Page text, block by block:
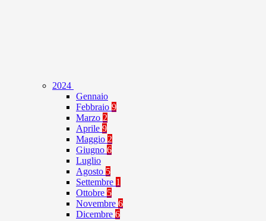
2024
Gennaio
Febbraio 9
Marzo 2
Aprile 9
Maggio 2
Giugno 6
Luglio
Agosto 5
Settembre 1
Ottobre 5
Novembre 6
Dicembre 6